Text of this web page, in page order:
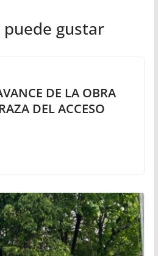
gustar
DE LA OBRA
DEL ACCESO